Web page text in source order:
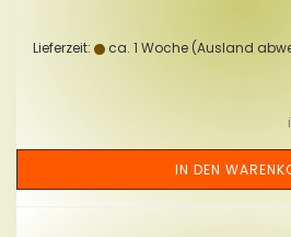
Lieferzeit: ca. 1 Woche (Ausland
IN DEN